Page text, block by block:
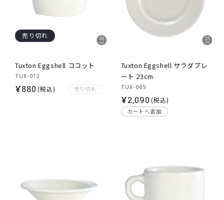
LA MOISSON
224Glad
HARVEST × イゲ皿
MAKER'S WORK APRON
Saturnia
TUXTON
Cutlery
Aprons
売り切れ
Tuxton Eggshell ココット
TUX-072
通
¥880 (税込) 売り切れ
Tuxton Eggshell サラダプレ
ート 23cm
TUX-065
通
常
¥2,090 (税込)
カートへ追加